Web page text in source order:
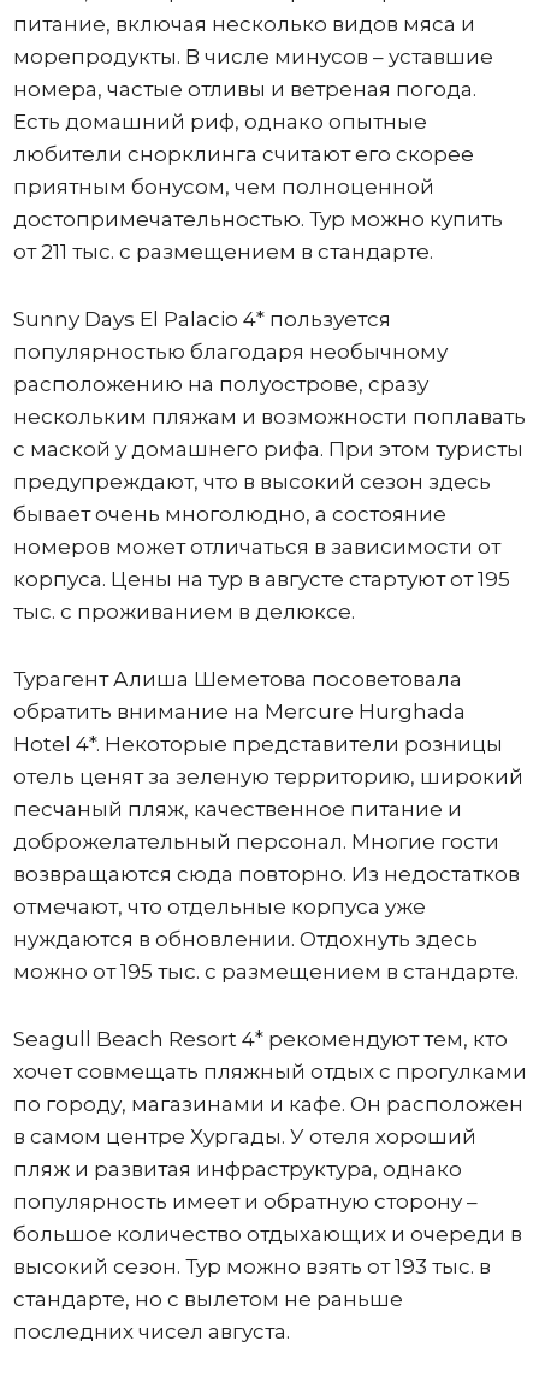
питание, включая несколько видов мяса и
морепродукты. В числе минусов – уставшие
номера, частые отливы и ветреная погода.
Есть домашний риф, однако опытные
любители снорклинга считают его скорее
приятным бонусом, чем полноценной
достопримечательностью. Тур можно купить
от 211 тыс. с размещением в стандарте.
Sunny Days El Palacio 4* пользуется
популярностью благодаря необычному
расположению на полуострове, сразу
нескольким пляжам и возможности поплавать
с маской у домашнего рифа. При этом туристы
предупреждают, что в высокий сезон здесь
бывает очень многолюдно, а состояние
номеров может отличаться в зависимости от
корпуса. Цены на тур в августе стартуют от 195
тыс. с проживанием в делюксе.
Турагент Алиша Шеметова посоветовала
обратить внимание на Mercure Hurghada
Hotel 4*. Некоторые представители розницы
отель ценят за зеленую территорию, широкий
песчаный пляж, качественное питание и
доброжелательный персонал. Многие гости
возвращаются сюда повторно. Из недостатков
отмечают, что отдельные корпуса уже
нуждаются в обновлении. Отдохнуть здесь
можно от 195 тыс. с размещением в стандарте.
Seagull Beach Resort 4* рекомендуют тем, кто
хочет совмещать пляжный отдых с прогулками
по городу, магазинами и кафе. Он расположен
в самом центре Хургады. У отеля хороший
пляж и развитая инфраструктура, однако
популярность имеет и обратную сторону –
большое количество отдыхающих и очереди в
высокий сезон. Тур можно взять от 193 тыс. в
стандарте, но с вылетом не раньше
последних чисел августа.